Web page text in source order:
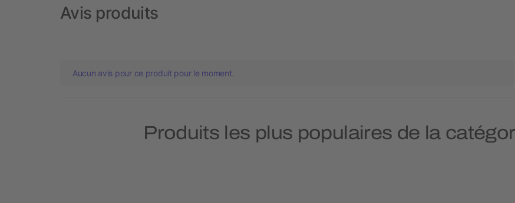
Avis produits
Aucun avis pour ce produit pour le moment.
Produits les plus populaires de la